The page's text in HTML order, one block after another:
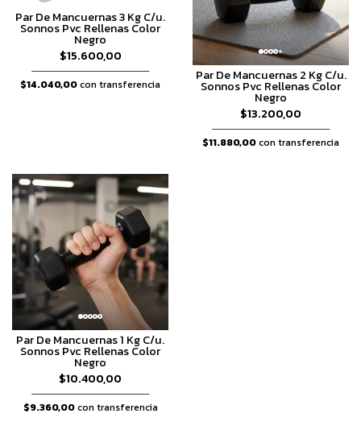
Par De Mancuernas 3 Kg C/u.
Sonnos Pvc Rellenas Color
Negro
$15.600,00
$14.040,00con transferencia
Par De Mancuernas 2 Kg C/u.
Sonnos Pvc Rellenas Color
Negro
$13.200,00
$11.880,00con transferencia
Par De Mancuernas 1 Kg C/u.
Sonnos Pvc Rellenas Color
Negro
$10.400,00
$9.360,00con transferencia